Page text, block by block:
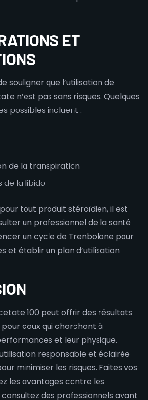
ET
souligner que l’utilisation de
n’est pas sans risques. Quelques
possibles incluent :
de la transpiration
de la libido
tout produit stéroïdien, il est
un professionnel de la santé
un cycle de Trenbolone pour
et établir un plan d’utilisation
100 peut offrir des résultats
ceux qui cherchent à
et leur physique.
responsable et éclairée
minimiser les risques. Faites vos
les avantages contre les
des professionnels avant